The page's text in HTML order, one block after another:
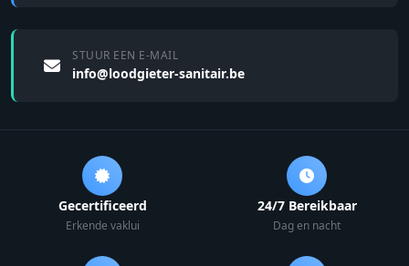
STUUR EEN E-MAIL
info@loodgieter-sanitair.be
Gecertificeerd
Erkende vaklui
24/7 Bereikbaar
Dag en nacht